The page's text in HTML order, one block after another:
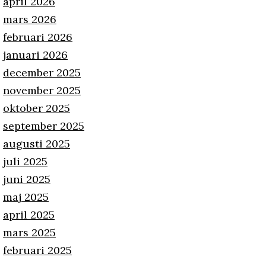
mars 2026
februari 2026
januari 2026
december 2025
november 2025
oktober 2025
september 2025
augusti 2025
juli 2025
juni 2025
maj 2025
april 2025
mars 2025
februari 2025